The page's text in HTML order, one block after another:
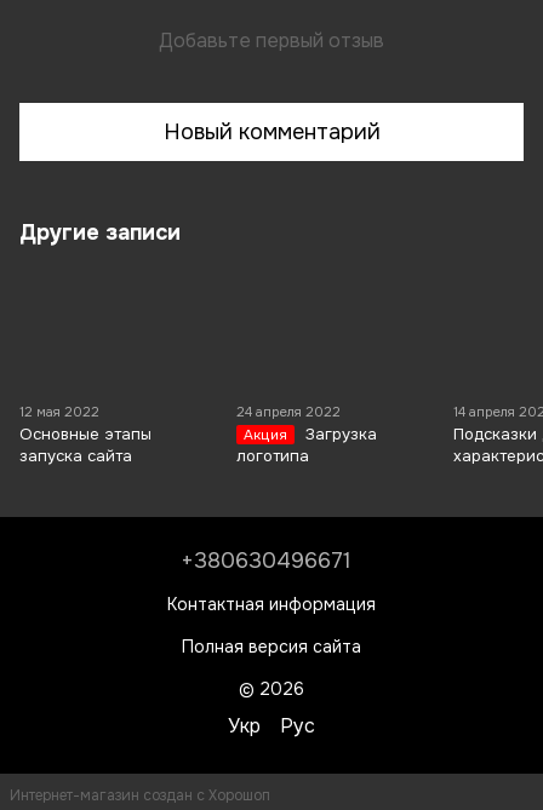
Добавьте первый отзыв
Новый комментарий
Другие записи
12 мая 2022
Основные этапы
запуска сайта
24 апреля 2022
Акция
Загрузка
логотипа
14 апреля
Подсказки
+380630496671
Контактная информация
Полная версия сайта
© 2026
Укр Рус
Интернет-магазин создан с Хорошоп